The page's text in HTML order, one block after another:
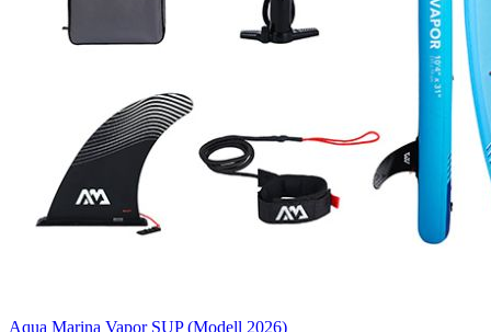
Aqua Marina Vapor SUP (Modell 2026)